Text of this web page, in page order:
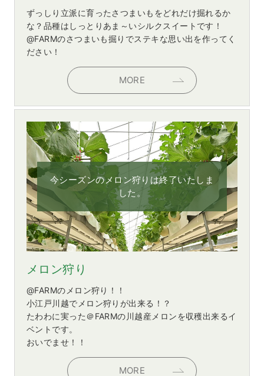
ずっしり立派に育ったさつまいもをどれだけ掘れるか
な？品種はしっとりあま～いシルクスイートです！
@FARMのさつまいも掘りでステキな思い出を作ってく
ださい！
MORE
今シーズンのメロン狩りは終了いたしま
した。
メロン狩り
@FARMのメロン狩り！！
小江戸川越でメロン狩りが出来る！？
たわわに実った＠FARMの川越産メロンを収穫出来るイ
ベントです。
おいでませ！！
MORE